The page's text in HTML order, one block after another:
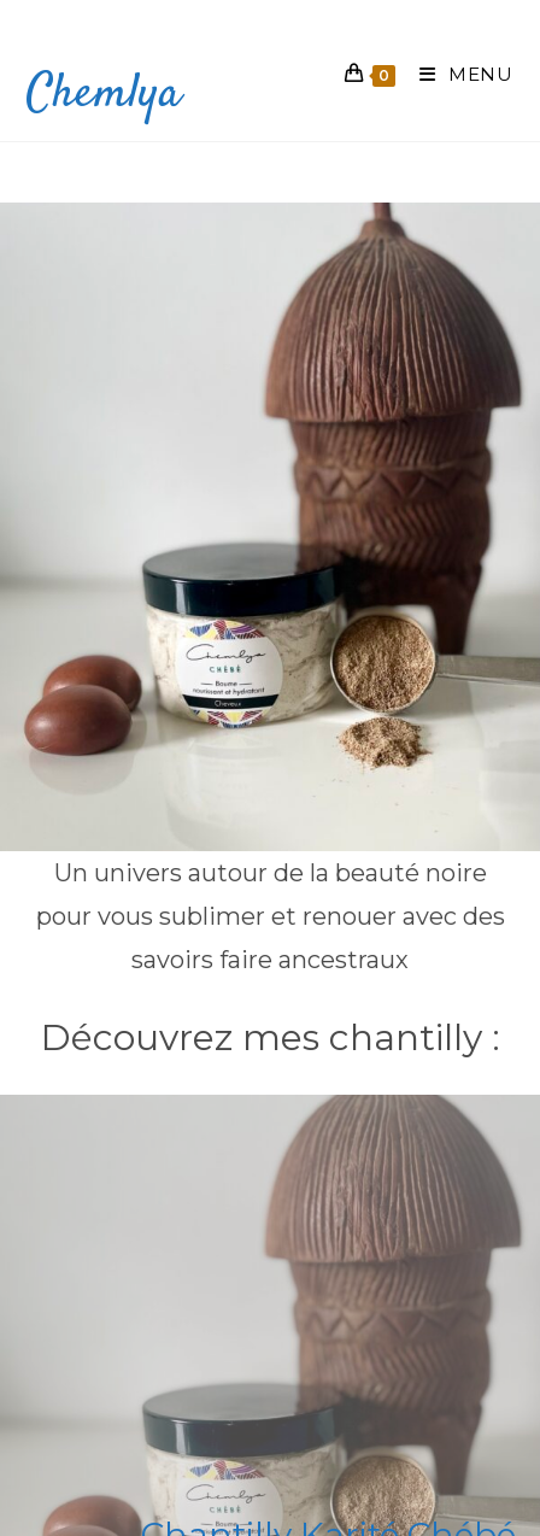
content
Chemlya 0 MENU
Un univers autour de la beauté noire
pour vous sublimer et renouer avec des
savoirs faire ancestraux​
Découvrez mes chantilly :